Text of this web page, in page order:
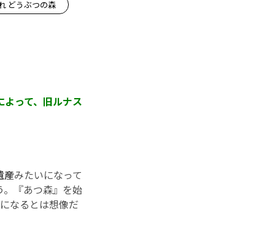
どうぶつの森
って、旧ルナス
産みたいになって
『あつ森』を始
なるとは想像だ